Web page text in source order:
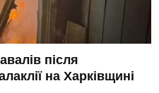
після
на Харківщині